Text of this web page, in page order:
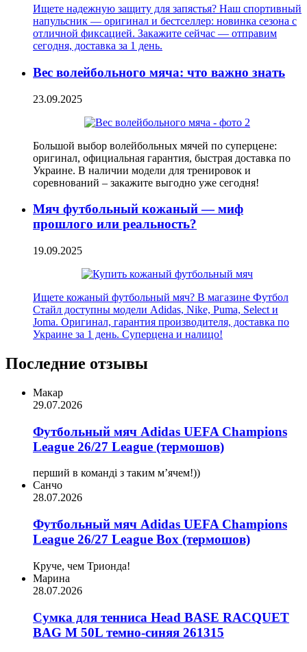
Ищете надежную защиту для запястья? Наш спортивный
напульсник — оригинал и бестселлер: новинка сезона с
отличной фиксацией. Закажите сейчас — отправим
сегодня, доставка за 1 день.
Вес волейбольного мяча: что важно знать
23.09.2025
Большой выбор волейбольных мячей по суперцене:
оригинал, официальная гарантия, быстрая доставка по
Украине. В наличии модели для тренировок и
соревнований – закажите выгодно уже сегодня!
Мяч футбольный кожаный — миф
прошлого или реальность?
19.09.2025
Ищете кожаный футбольный мяч? В магазине Футбол
Стайл доступны модели Adidas, Nike, Puma, Select и
Joma. Оригинал, гарантия производителя, доставка по
Украине за 1 день. Суперцена и налицо!
Последние отзывы
Макар
29.07.2026
Футбольный мяч Adidas UEFA Champions
League 26/27 League (термошов)
перший в команді з таким мʼячем!))
Санчо
28.07.2026
Футбольный мяч Adidas UEFA Champions
League 26/27 League Box (термошов)
Круче, чем Трионда!
Марина
28.07.2026
Сумка для тенниса Head BASE RACQUET
BAG M 50L темно-синяя 261315